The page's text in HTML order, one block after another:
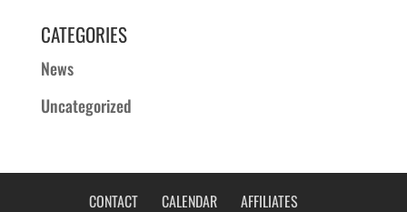
CATEGORIES
News
Uncategorized
CONTACT CALENDAR AFFILIATES